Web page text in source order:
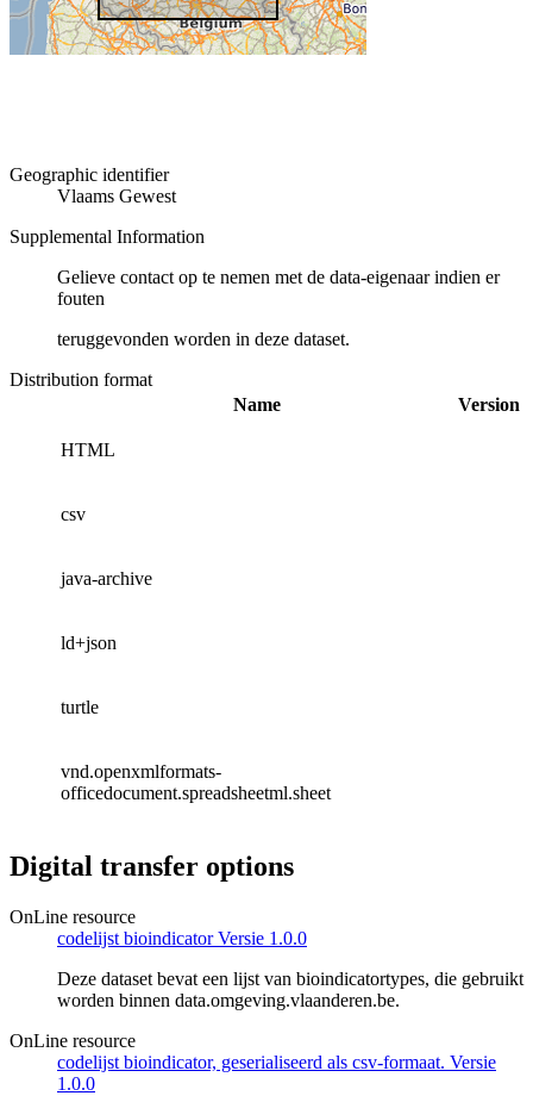
Geographic identifier
Vlaams Gewest
Supplemental Information
Gelieve contact op te nemen met de data-eigenaar indien er
fouten
teruggevonden worden in deze dataset.
Distribution format
Name
Version
HTML
csv
java-archive
ld+json
turtle
vnd.openxmlformats-
officedocument.spreadsheetml.sheet
Digital transfer options
OnLine resource
codelijst bioindicator Versie 1.0.0
Deze dataset bevat een lijst van bioindicatortypes, die gebruikt
worden binnen data.omgeving.vlaanderen.be.
OnLine resource
codelijst bioindicator, geserialiseerd als csv-formaat. Versie
1.0.0